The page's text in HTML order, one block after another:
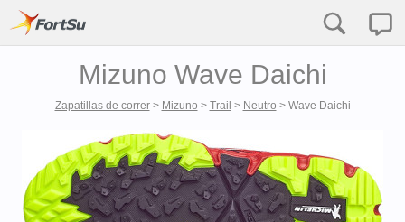
Mizuno Wave Daichi
Zapatillas de correr> Mizuno > Trail > Neutro > Wave Daichi